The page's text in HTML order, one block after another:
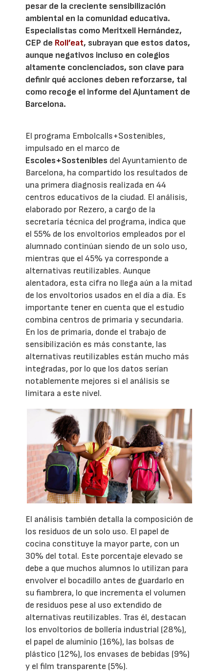
pesar de la creciente sensibilización
ambiental en la comunidad educativa.
Especialistas como Meritxell Hernández,
CEP de Roll’eat, subrayan que estos datos,
aunque negativos incluso en colegios
altamente concienciados, son clave para
definir qué acciones deben reforzarse, tal
como recoge el informe del Ajuntament de
Barcelona.
El programa Embolcalls+Sostenibles,
impulsado en el marco de
Escoles+Sostenibles del Ayuntamiento de
Barcelona, ha compartido los resultados de
una primera diagnosis realizada en 44
centros educativos de la ciudad. El análisis,
elaborado por Rezero, a cargo de la
secretaría técnica del programa, indica que
el 55% de los envoltorios empleados por el
alumnado continúan siendo de un solo uso,
mientras que el 45% ya corresponde a
alternativas reutilizables. Aunque
alentadora, esta cifra no llega aún a la mitad
de los envoltorios usados en el día a día. Es
importante tener en cuenta que el estudio
combina centros de primaria y secundaria.
En los de primaria, donde el trabajo de
sensibilización es más constante, las
alternativas reutilizables están mucho más
integradas, por lo que los datos serían
notablemente mejores si el análisis se
limitara a este nivel.
El análisis también detalla la composición de
los residuos de un solo uso. El papel de
cocina constituye la mayor parte, con un
30% del total. Este porcentaje elevado se
debe a que muchos alumnos lo utilizan para
envolver el bocadillo antes de guardarlo en
su fiambrera, lo que incrementa el volumen
de residuos pese al uso extendido de
alternativas reutilizables. Tras él, destacan
los envoltorios de bollería industrial (28%),
el papel de aluminio (16%), las bolsas de
plástico (12%), los envases de bebidas (9%)
y el film transparente (5%).